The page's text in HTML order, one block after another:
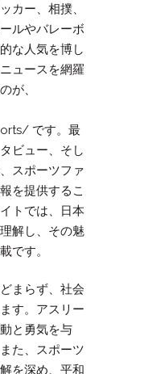
カー、相撲、
ルやバレーボ
な人気を博し
ュースを網羅
が、
です。最
ビュー、そし
スポーツファ
を提供するこ
トでは、日本
解し、その魅
です。
まらず、社会
す。アスリー
と勇気を与
た、スポーツ
を深め、平和